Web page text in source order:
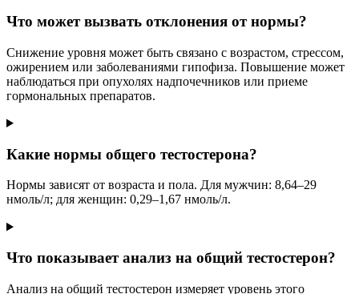
Что может вызвать отклонения от нормы?
Снижение уровня может быть связано с возрастом, стрессом,
ожирением или заболеваниями гипофиза. Повышение может
наблюдаться при опухолях надпочечников или приеме
гормональных препаратов.
Какие нормы общего тестостерона?
Нормы зависят от возраста и пола. Для мужчин: 8,64–29
нмоль/л; для женщин: 0,29–1,67 нмоль/л.
Что показывает анализ на общий тестостерон?
Анализ на общий тестостерон измеряет уровень этого